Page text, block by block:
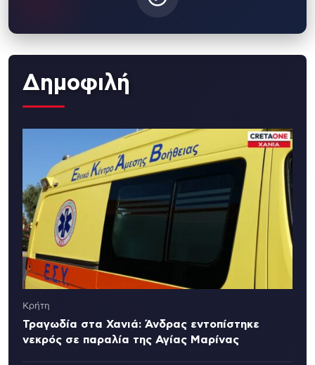
Δημοφιλή
Κρήτη
Τραγωδία στα Χανιά: Άνδρας εντοπίστηκε
νεκρός σε παραλία της Αγίας Μαρίνας